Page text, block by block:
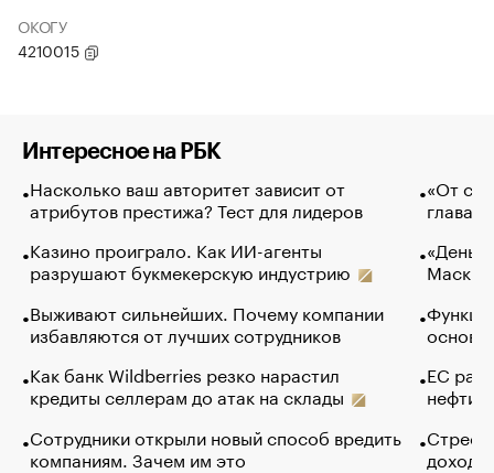
ОКОГУ
4210015
Интересное на РБК
Насколько ваш авторитет зависит от
атрибутов престижа? Тест для лидеров
Казино проиграло. Как ИИ-агенты
разрушают букмекерскую индустрию
Выживают сильнейших. Почему компании
избавляются от лучших сотрудников
Как банк Wildberries резко нарастил
кредиты селлерам до атак на склады
Сотрудники открыли новый способ вредить
компаниям. Зачем им это
«От
глава
Маск в
основ
ЕС
нефти